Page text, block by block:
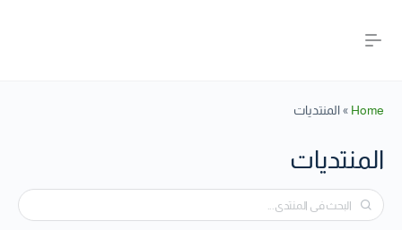
Home
»المنتديات
المنتديات